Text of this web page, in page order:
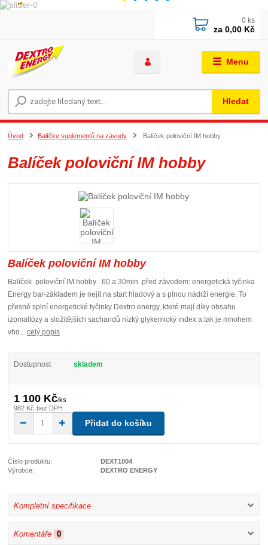
Menu
Hledat
0 ks
za 0,00 Kč
Úvod Balíčky suplementů na závody Balíček poloviční IM hobby
Balíček poloviční IM hobby
Balíček poloviční IM hobby
Balíček poloviční IM hobby 60 a 30min. před závodem: energetická tyčinka
Energy bar-základem je nejít na start hladový a s plnou nádrží energie. To
přesně splní energetické tyčinky Dextro energy, které mají díky obsahu
izomaltózy a složitějších sacharidů nízký glykemický index a tak je mnohem
vho...celý popis
Dostupnost skladem
1 100 Kč/ks
982 Kč bez DPH
Přidat do košíku
Číslo produktu:
DEXT1004
Výrobce:
DEXTRO ENERGY
Kompletní specifikace
Komentáře 0